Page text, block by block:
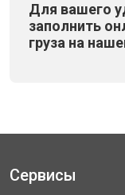
Для вашего
заполнить
груза на
Сервисы